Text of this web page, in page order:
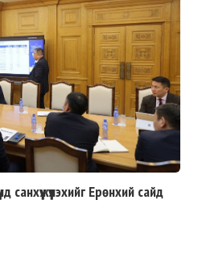
санхүүжүүлэхийг Ерөнхий сайд